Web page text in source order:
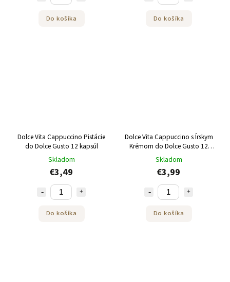
Do košíka Do košíka
Dolce Vita Cappuccino Pistácie
do Dolce Gusto 12 kapsúl
Skladom
€3,49
Do košíka
Dolce Vita Cappuccino s Írskym
Krémom do Dolce Gusto 12
kapsúl
Skladom
€3,99
Do košíka